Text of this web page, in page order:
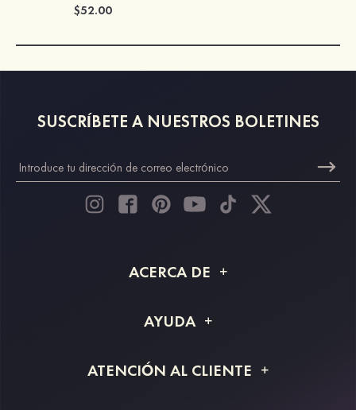
$52.00
SUSCRÍBETE A NUESTROS BOLETINES
ACERCA DE
Información de envío
AYUDA
Devoluciones y reembolsos
ATENCIÓN AL CLIENTE